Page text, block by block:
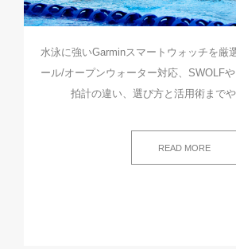
水泳に強いGarminスマートウォッチを厳
ール/オープンウォーター対応、SWOLF
拍計の違い、選び方と活用術までや
READ MORE